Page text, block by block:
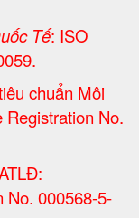
Tế: ISO
chuẩn Môi
No.
No. 000568-5-